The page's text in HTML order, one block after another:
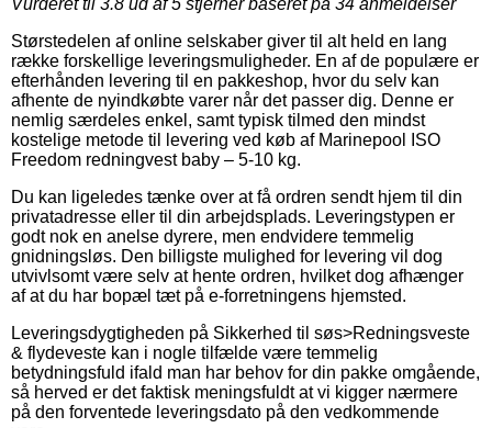
Størstedelen af online selskaber giver til alt held en lang
række forskellige leveringsmuligheder. En af de populære er
efterhånden levering til en pakkeshop, hvor du selv kan
afhente de nyindkøbte varer når det passer dig. Denne er
nemlig særdeles enkel, samt typisk tilmed den mindst
kostelige metode til levering ved køb af Marinepool ISO
Freedom redningvest baby – 5-10 kg.
Du kan ligeledes tænke over at få ordren sendt hjem til din
privatadresse eller til din arbejdsplads. Leveringstypen er
godt nok en anelse dyrere, men endvidere temmelig
gnidningsløs. Den billigste mulighed for levering vil dog
utvivlsomt være selv at hente ordren, hvilket dog afhænger
af at du har bopæl tæt på e-forretningens hjemsted.
Leveringsdygtigheden på Sikkerhed til søs>Redningsveste
& flydeveste kan i nogle tilfælde være temmelig
betydningsfuld ifald man har behov for din pakke omgående,
så herved er det faktisk meningsfuldt at vi kigger nærmere
på den forventede leveringsdato på den vedkommende